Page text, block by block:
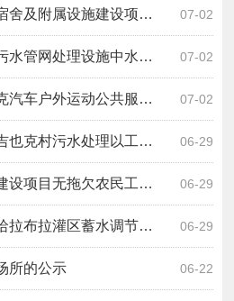
07-02
计-采购-施工）总承包无拖欠农民工工资情况公示
07-02
设计－施工－运营）工程总承包无拖欠农民工工资情况公示
07-02
目EPC工程总承包无拖欠农民工工资情况公示
06-29
代赈项目无拖欠农民工工资情况公示
06-29
无拖欠农民工工资情况公示
06-29
计采购施工总承包无拖欠农民工工资情况公示
06-22
所的公示